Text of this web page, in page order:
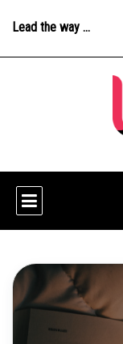
Lead the way ...